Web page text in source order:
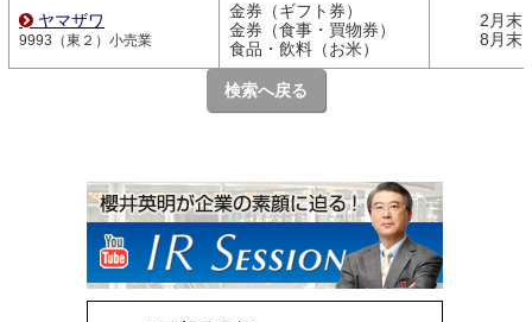
ヤマザワ
9993（東２）小売業
金券（ギフト券）
金券（食事・買物券）
食品・飲料（お米）
2月末
8月末
検索へ戻る